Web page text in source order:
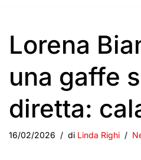
Lorena
una gaffe
diretta:
16/02/2026 di Linda Righi